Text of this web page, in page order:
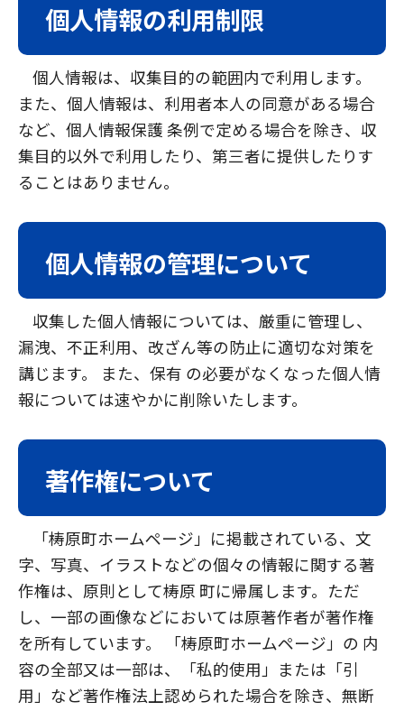
個人情報の利用制限
個人情報は、収集目的の範囲内で利用します。
また、個人情報は、利用者本人の同意がある場合
など、個人情報保護 条例で定める場合を除き、収
集目的以外で利用したり、第三者に提供したりす
ることはありません。
個人情報の管理について
収集した個人情報については、厳重に管理し、
漏洩、不正利用、改ざん等の防止に適切な対策を
講じます。 また、保有 の必要がなくなった個人情
報については速やかに削除いたします。
著作権について
「梼原町ホームページ」に掲載されている、文
字、写真、イラストなどの個々の情報に関する著
作権は、原則として梼原 町に帰属します。ただ
し、一部の画像などにおいては原著作者が著作権
を所有しています。 「梼原町ホームページ」の 内
容の全部又は一部は、「私的使用」または「引
用」など著作権法上認められた場合を除き、無断